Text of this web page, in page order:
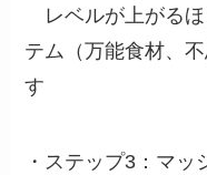
レベルが上がるほ
テム（万能食材、
す
・ステップ3：マ